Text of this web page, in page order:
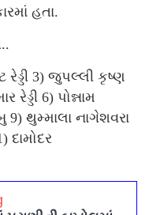
હતા.
રેડ્ડી 3) જુપલ્લી કૃષ્ણ
રેડ્ડી 6) પોન્નામ
9) થુમ્માલા નાગેશવરા
દામોદર